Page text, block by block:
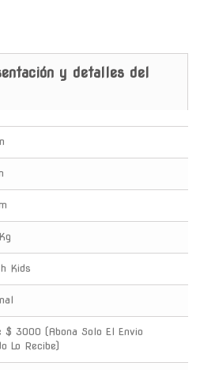
y detalles del
Kids
$ 3000 (Abona Solo El Envio
Lo Recibe)